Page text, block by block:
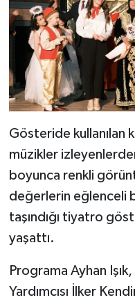
Gösteride kullanılan
müzikler
boyunca renkli
değerlerin eğlenceli
taşındığı tiyatro
yaşattı.
Programa Ayhan
Yardımcısı İlker